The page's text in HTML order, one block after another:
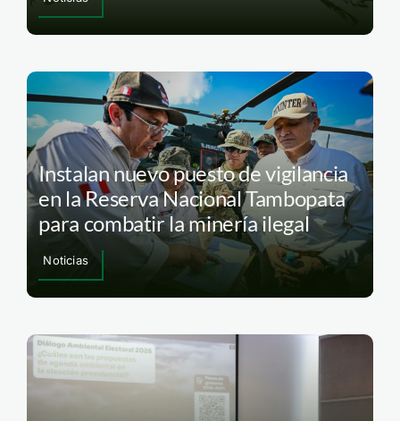
Instalan nuevo puesto de vigilancia
en la Reserva Nacional Tambopata
para combatir la minería ilegal
Noticias